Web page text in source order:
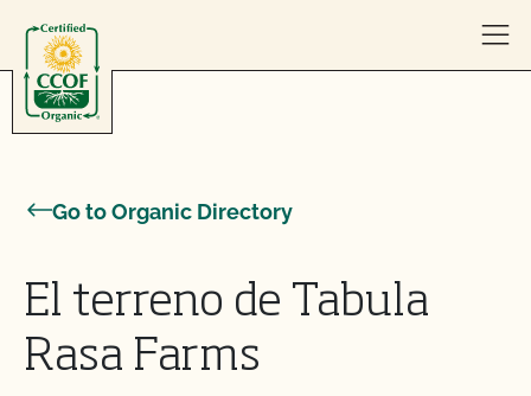
Go to Organic Directory
El terreno de Tabula
Rasa Farms